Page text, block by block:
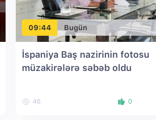
09:44 Bugün
İspaniya Baş nazirinin fotosu
müzakirələrə səbəb oldu
46 0